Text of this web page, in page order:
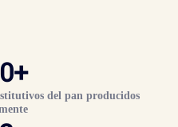
del pan producidos